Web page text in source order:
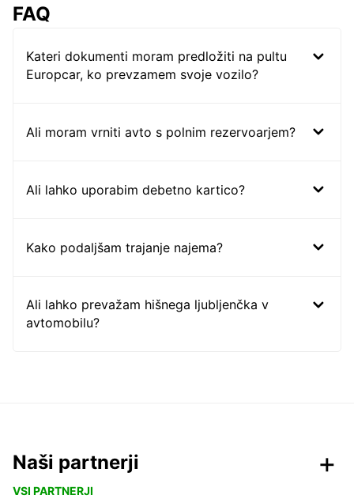
FAQ
Kateri dokumenti moram predložiti na pultu
Europcar, ko prevzamem svoje vozilo?
Ali moram vrniti avto s polnim rezervoarjem?
Ali lahko uporabim debetno kartico?
Kako podaljšam trajanje najema?
Ali lahko prevažam hišnega ljubljenčka v
avtomobilu?
Naši partnerji
VSI PARTNERJI